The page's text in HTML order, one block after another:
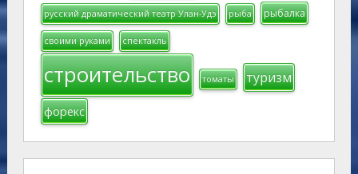
русский драматический театр Улан-Удэ рыба рыбалка
своими руками спектакль
строительство томаты туризм
форекс